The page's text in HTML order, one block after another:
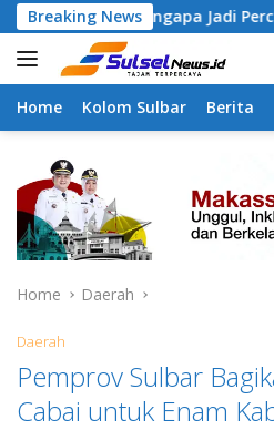
Skip
to
content
Breaking NewsJadi Percontohan
Home Kolom Sulbar Berita
Home Daerah
Daerah
Pemprov Sulbar
Cabai untuk Enam